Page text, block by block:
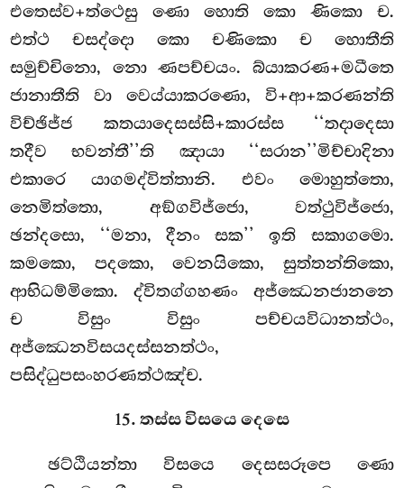
එතෙස්ව+ත්ථෙසු ණො හොති කො ණිකො ච.
එත්ථ චසද්දො කො චණිකො ච හොතීති
සමුච්චිනො, නො ණපච්චයං. බ්යාකරණ+මධීතෙ
ජානාතීති වා වෙය්යාකරණො, වි+ආ+කරණන්ති
විච්ඡිජ්ජ කතයාදෙසස්සි+කාරස්ස ‘‘තදාදෙසා
තදීව භවන්තී’’ති ඤායා ‘‘සරාන’’මිච්චාදිනා
එකාරෙ යාගමද්විත්තානි. එවං මොහුත්තො,
නෙමිත්තො, අඞ්ගවිජ්ජො, වත්ථුවිජ්ජො,
ඡන්දසො, ‘‘මනා, දීනං සක’’ ඉති සකාගමො.
කමකො, පදකො, වෙනයිකො, සුත්තන්තිකො,
ආභිධම්මිකො. ද්විතග්ගහණං අජ්ඣෙනජානනෙ
ච විසුං විසුං පච්චයවිධානත්ථං,
අජ්ඣෙනවිසයදස්සනත්ථං,
පසිද්ධුපසංහරණත්ථඤ්ච.
15. තස්ස විසයෙ දෙසෙ
ඡට්ඨියන්තා විසයෙ දෙසසරූපෙ ණො